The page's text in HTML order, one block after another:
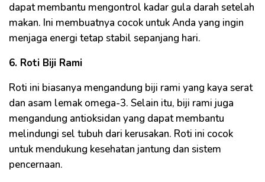
dapat membantu mengontrol kadar gula darah setelah
makan. Ini membuatnya cocok untuk Anda yang ingin
menjaga energi tetap stabil sepanjang hari.
6. Roti Biji Rami
Roti ini biasanya mengandung biji rami yang kaya serat
dan asam lemak omega-3. Selain itu, biji rami juga
mengandung antioksidan yang dapat membantu
melindungi sel tubuh dari kerusakan. Roti ini cocok
untuk mendukung kesehatan jantung dan sistem
pencernaan.